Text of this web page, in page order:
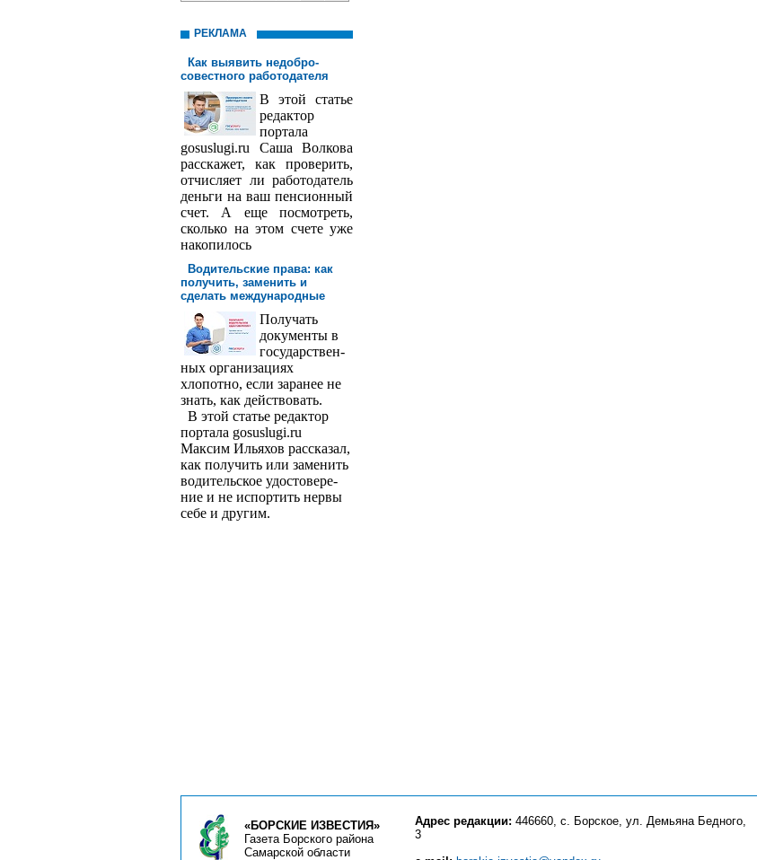
РЕКЛАМА
Как выявить недобро­
совестного работодателя
В этой статье
редактор
порта­ла
gosuslugi.ru Саша Волкова
расскажет, как проверить,
отчисляет ли работодатель
деньги на ваш пенсионный
счет. А еще посмотреть,
сколько на этом счете уже
накопилось
Водительские права: как
получить, заменить и
сделать международ­ные
Получать
доку­менты в
государствен­
ных организациях
хлопотно, если заранее не
знать, как действовать.
В этой статье редактор
портала gosuslugi.ru
Максим Ильяхов рассказал,
как получить или заменить
водительское удостовере­
ние и не испортить нервы
себе и другим.
«БОРСКИЕ ИЗВЕСТИЯ»
Газета Борского района
Самарской области
Адрес редакции: 446660, с. Борское, ул. Демьяна Бедного,
3